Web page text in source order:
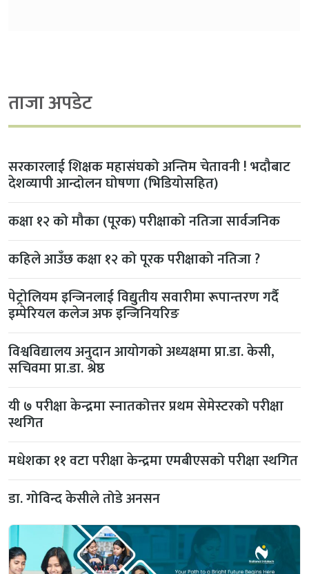
ताजा अपडेट
सरकारलाई शिक्षक महासंघको अन्तिम चेतावनी ! भदौबाट
देशव्यापी आन्दोलन घोषणा (भिडियोसहित)
कक्षा १२ को मौका (पूरक) परीक्षाको नतिजा सार्वजनिक
कहिले आउँछ कक्षा १२ को पूरक परीक्षाको नतिजा ?
पेट्रोलियम इन्जिनलाई विद्युतीय सवारीमा रूपान्तरण गर्दै
इम्पेरियल कलेज अफ इन्जिनियरिङ
विश्वविद्यालय अनुदान आयोगको अध्यक्षमा प्रा.डा. केसी,
सचिवमा प्रा.डा. श्रेष्ठ
यी ७ परीक्षा केन्द्रमा स्नातकोत्तर प्रथम सेमेस्टरको परीक्षा
स्थगित
मधेशका ११ वटा परीक्षा केन्द्रमा एमबीएसको परीक्षा स्थगित
डा. गोविन्द केसीले तोडे अनसन